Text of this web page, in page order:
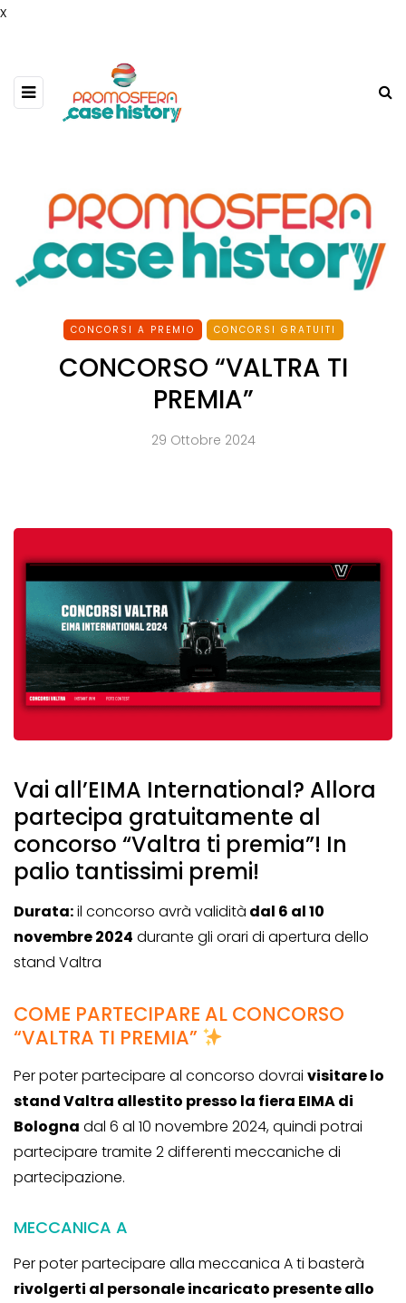
x
CONCORSI A PREMIO CONCORSI GRATUITI
CONCORSO “VALTRA TI
PREMIA”
29 Ottobre 2024
Vai all’EIMA International? Allora
partecipa gratuitamente al
concorso “Valtra ti premia”! In
palio tantissimi premi!
Durata:il concorso avrà validità dal 6 al 10
novembre 2024 durante gli orari di apertura dello
stand Valtra
COME PARTECIPARE AL CONCORSO
“VALTRA TI PREMIA”
Per poter partecipare al concorso dovrai visitare lo
stand Valtra allestito presso la fiera EIMA di
Bologna dal 6 al 10 novembre 2024, quindi potrai
partecipare tramite 2 differenti meccaniche di
partecipazione.
MECCANICA A
Per poter partecipare alla meccanica A ti basterà
rivolgerti al personale incaricato presente allo